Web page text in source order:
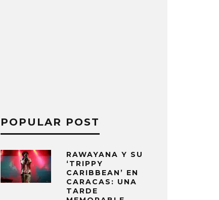
POPULAR POST
RAWAYANA Y SU
‘TRIPPY
CARIBBEAN’ EN
CARACAS: UNA
TARDE